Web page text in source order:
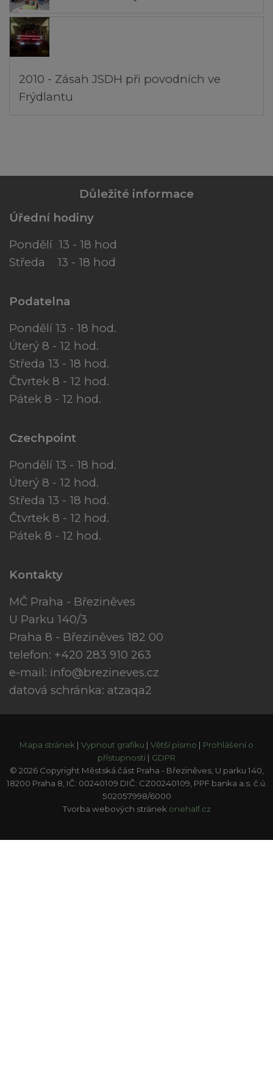
2010 - Zásah JSDH při povodních ve
Frýdlantu
Důležité informace
Úřední hodiny
Pondělí 13 - 18 hod
Středa 13 - 18 hod
Podatelna
Pondělí 13 - 18 hod.
Úterý 8 - 12 hod.
Středa 13 - 18 hod.
Čtvrtek 8 - 12 hod.
Pátek 8 - 12 hod.
Czechpoint
Pondělí 13 - 18 hod.
Úterý 8 - 12 hod.
Středa 13 - 18 hod.
Čtvrtek 8 - 12 hod.
Pátek 8 - 12 hod.
Kontakty
MČ Praha - Březiněves
U Parku 140/3
Praha 8 - Březiněves 182 00
telefon: +420 283 910 263
e-mail: info@brezineves.cz
datová schránka: atzaqa2
Mapa stránek | Vypnout grafiku | Větší písmo | Prohlášení o
přístupnosti | GDPR
© 2026 Copyright Městská část Praha - Březiněves, U parku 140,
18200 Praha 8, IČ: 00240109 DIČ: CZ00240109, PPF banka a.s. č.ú.
502057998/6000
Tvorba webových stránek onehalf.cz